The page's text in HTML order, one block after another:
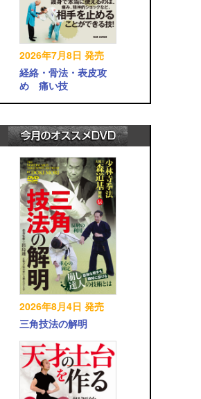
2026年7月8日 発売
経絡・骨法・表皮攻
め 痛い技
2026年8月4日 発売
三角技法の解明